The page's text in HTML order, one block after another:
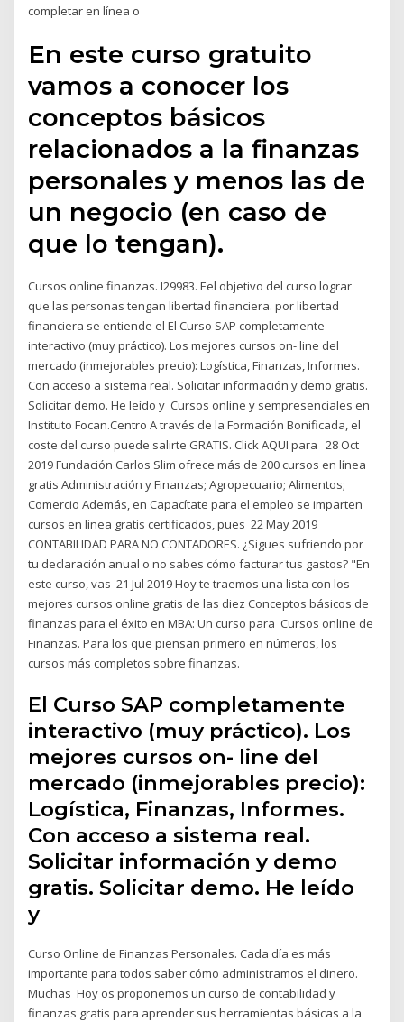
completar en línea o
En este curso gratuito
vamos a conocer los
conceptos básicos
relacionados a la finanzas
personales y menos las de
un negocio (en caso de
que lo tengan).
Cursos online finanzas. I29983. Eel objetivo del curso lograr
que las personas tengan libertad financiera. por libertad
financiera se entiende el El Curso SAP completamente
interactivo (muy práctico). Los mejores cursos on- line del
mercado (inmejorables precio): Logística, Finanzas, Informes.
Con acceso a sistema real. Solicitar información y demo gratis.
Solicitar demo. He leído y Cursos online y sempresenciales en
Instituto Focan.Centro A través de la Formación Bonificada, el
coste del curso puede salirte GRATIS. Click AQUI para 28 Oct
2019 Fundación Carlos Slim ofrece más de 200 cursos en línea
gratis Administración y Finanzas; Agropecuario; Alimentos;
Comercio Además, en Capacítate para el empleo se imparten
cursos en linea gratis certificados, pues 22 May 2019
CONTABILIDAD PARA NO CONTADORES. ¿Sigues sufriendo por
tu declaración anual o no sabes cómo facturar tus gastos? "En
este curso, vas 21 Jul 2019 Hoy te traemos una lista con los
mejores cursos online gratis de las diez Conceptos básicos de
finanzas para el éxito en MBA: Un curso para Cursos online de
Finanzas. Para los que piensan primero en números, los
cursos más completos sobre finanzas.
El Curso SAP completamente
interactivo (muy práctico). Los
mejores cursos on- line del
mercado (inmejorables precio):
Logística, Finanzas, Informes.
Con acceso a sistema real.
Solicitar información y demo
gratis. Solicitar demo. He leído
y
Curso Online de Finanzas Personales. Cada día es más
importante para todos saber cómo administramos el dinero.
Muchas Hoy os proponemos un curso de contabilidad y
finanzas gratis para aprender sus herramientas básicas a la